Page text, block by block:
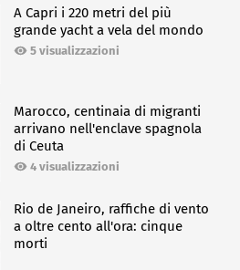
A Capri i 220 metri del più
grande yacht a vela del mondo
5 visualizzazioni
Marocco, centinaia di migranti
arrivano nell'enclave spagnola
di Ceuta
4 visualizzazioni
Rio de Janeiro, raffiche di vento
a oltre cento all'ora: cinque
morti